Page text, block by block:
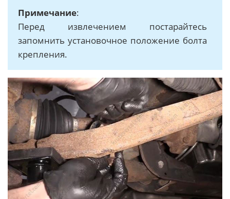
Примечание:
Перед извлечением постарайтесь
запомнить установочное положение болта
крепления.